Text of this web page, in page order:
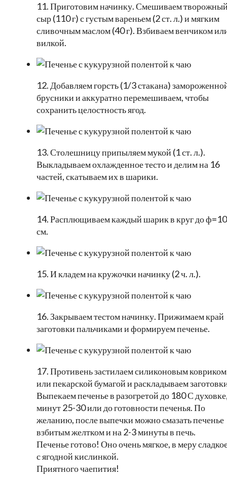
11. Приготовим начинку. Смешиваем
сыр (110 г) с густым вареньем (2 ст. л.) и мягким
сливочным маслом (40 г). Взбиваем венчиком
вилкой.
12. Добавляем горсть (1/3 стакана)
брусники и аккуратно перемешиваем, чтобы
сохранить целостность ягод.
13. Столешницу припыляем мукой (1 ст. л.).
Выкладываем охлажденное тесто и делим на 16
частей, скатываем их в шарики.
14. Расплющиваем каждый шарик в круг до ф=10
см.
15. И кладем на кружочки начинку (2 ч. л.).
16. Закрываем тестом начинку. Прижимаем край
заготовки пальчиками и формируем печенье.
17. Противень застилаем силиконовым ковриком
или пекарской бумагой и раскладываем
Выпекаем печенье в разогретой до 180 С
минут 25-30 или до готовности печенья. По
желанию, после выпечки можно смазать печенье
взбитым желтком и на 2-3 минуты в печь.
Печенье готово! Оно очень мягкое, в меру
с ягодной кислинкой.
Приятного чаепития!